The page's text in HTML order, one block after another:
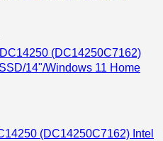
(DC14250C7162) Intel